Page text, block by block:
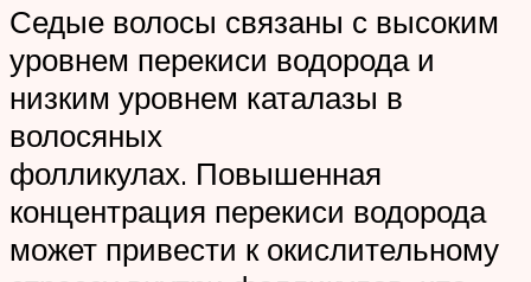
Седые волосы связаны с высоким
уровнем перекиси водорода и
низким уровнем каталазы в
волосяных
фолликулах. Повышенная
концентрация перекиси водорода
может привести к окислительному